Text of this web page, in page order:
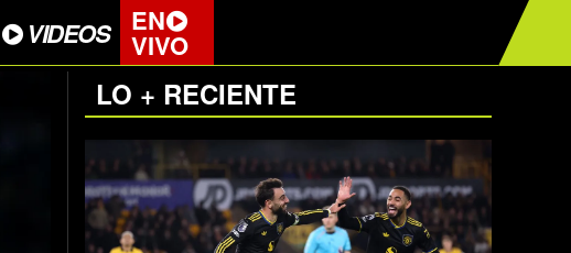
VIDEOS EN
VIVO
LO + RECIENTE